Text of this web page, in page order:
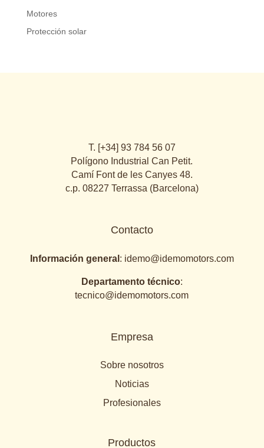
Motores
Protección solar
T. [+34] 93 784 56 07
Polígono Industrial Can Petit.
Camí Font de les Canyes 48.
c.p. 08227 Terrassa (Barcelona)
Contacto
Información general : idemo@idemomotors.com
Departamento técnico:
tecnico@idemomotors.com
Empresa
Sobre nosotros
Noticias
Profesionales
Productos